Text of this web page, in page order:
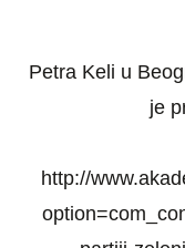
Petra Keli u
je
http://